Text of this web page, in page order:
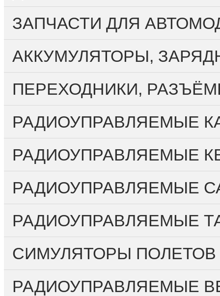
ЗАПЧАСТИ ДЛЯ
АККУМУЛЯТОРЫ,
ПЕРЕХОДНИКИ,
РАДИОУПРАВЛЯЕМЫЕ
РАДИОУПРАВЛЯЕМЫЕ
РАДИОУПРАВЛЯЕМЫЕ
РАДИОУПРАВЛЯЕМЫЕ
СИМУЛЯТОРЫ ПОЛЕТОВ
РАДИОУПРАВЛЯЕМЫЕ